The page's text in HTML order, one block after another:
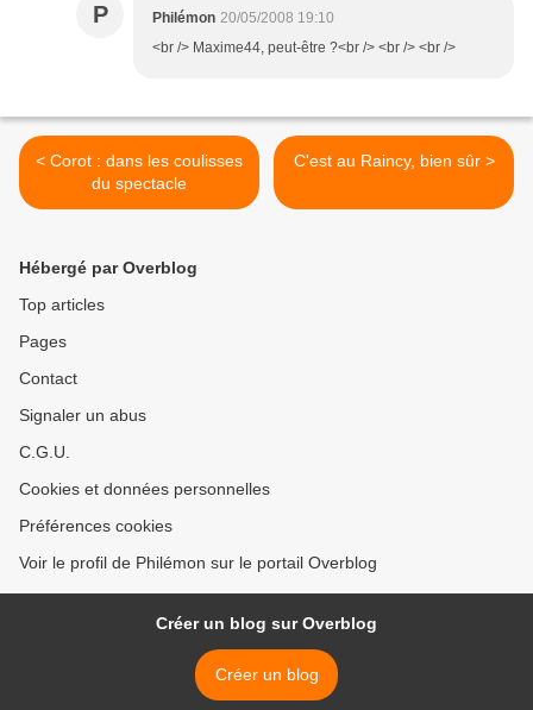
P Philémon 20/05/2008 19:10
<br /> Maxime44, peut-être ?<br /> <br /> <br />
< Corot : dans les coulisses
du spectacle
C'est au Raincy, bien sûr >
Hébergé par Overblog
Top articles
Pages
Contact
Signaler un abus
C.G.U.
Cookies et données personnelles
Préférences cookies
Voir le profil de Philémon sur le portail Overblog
Créer un blog sur Overblog
Créer un blog